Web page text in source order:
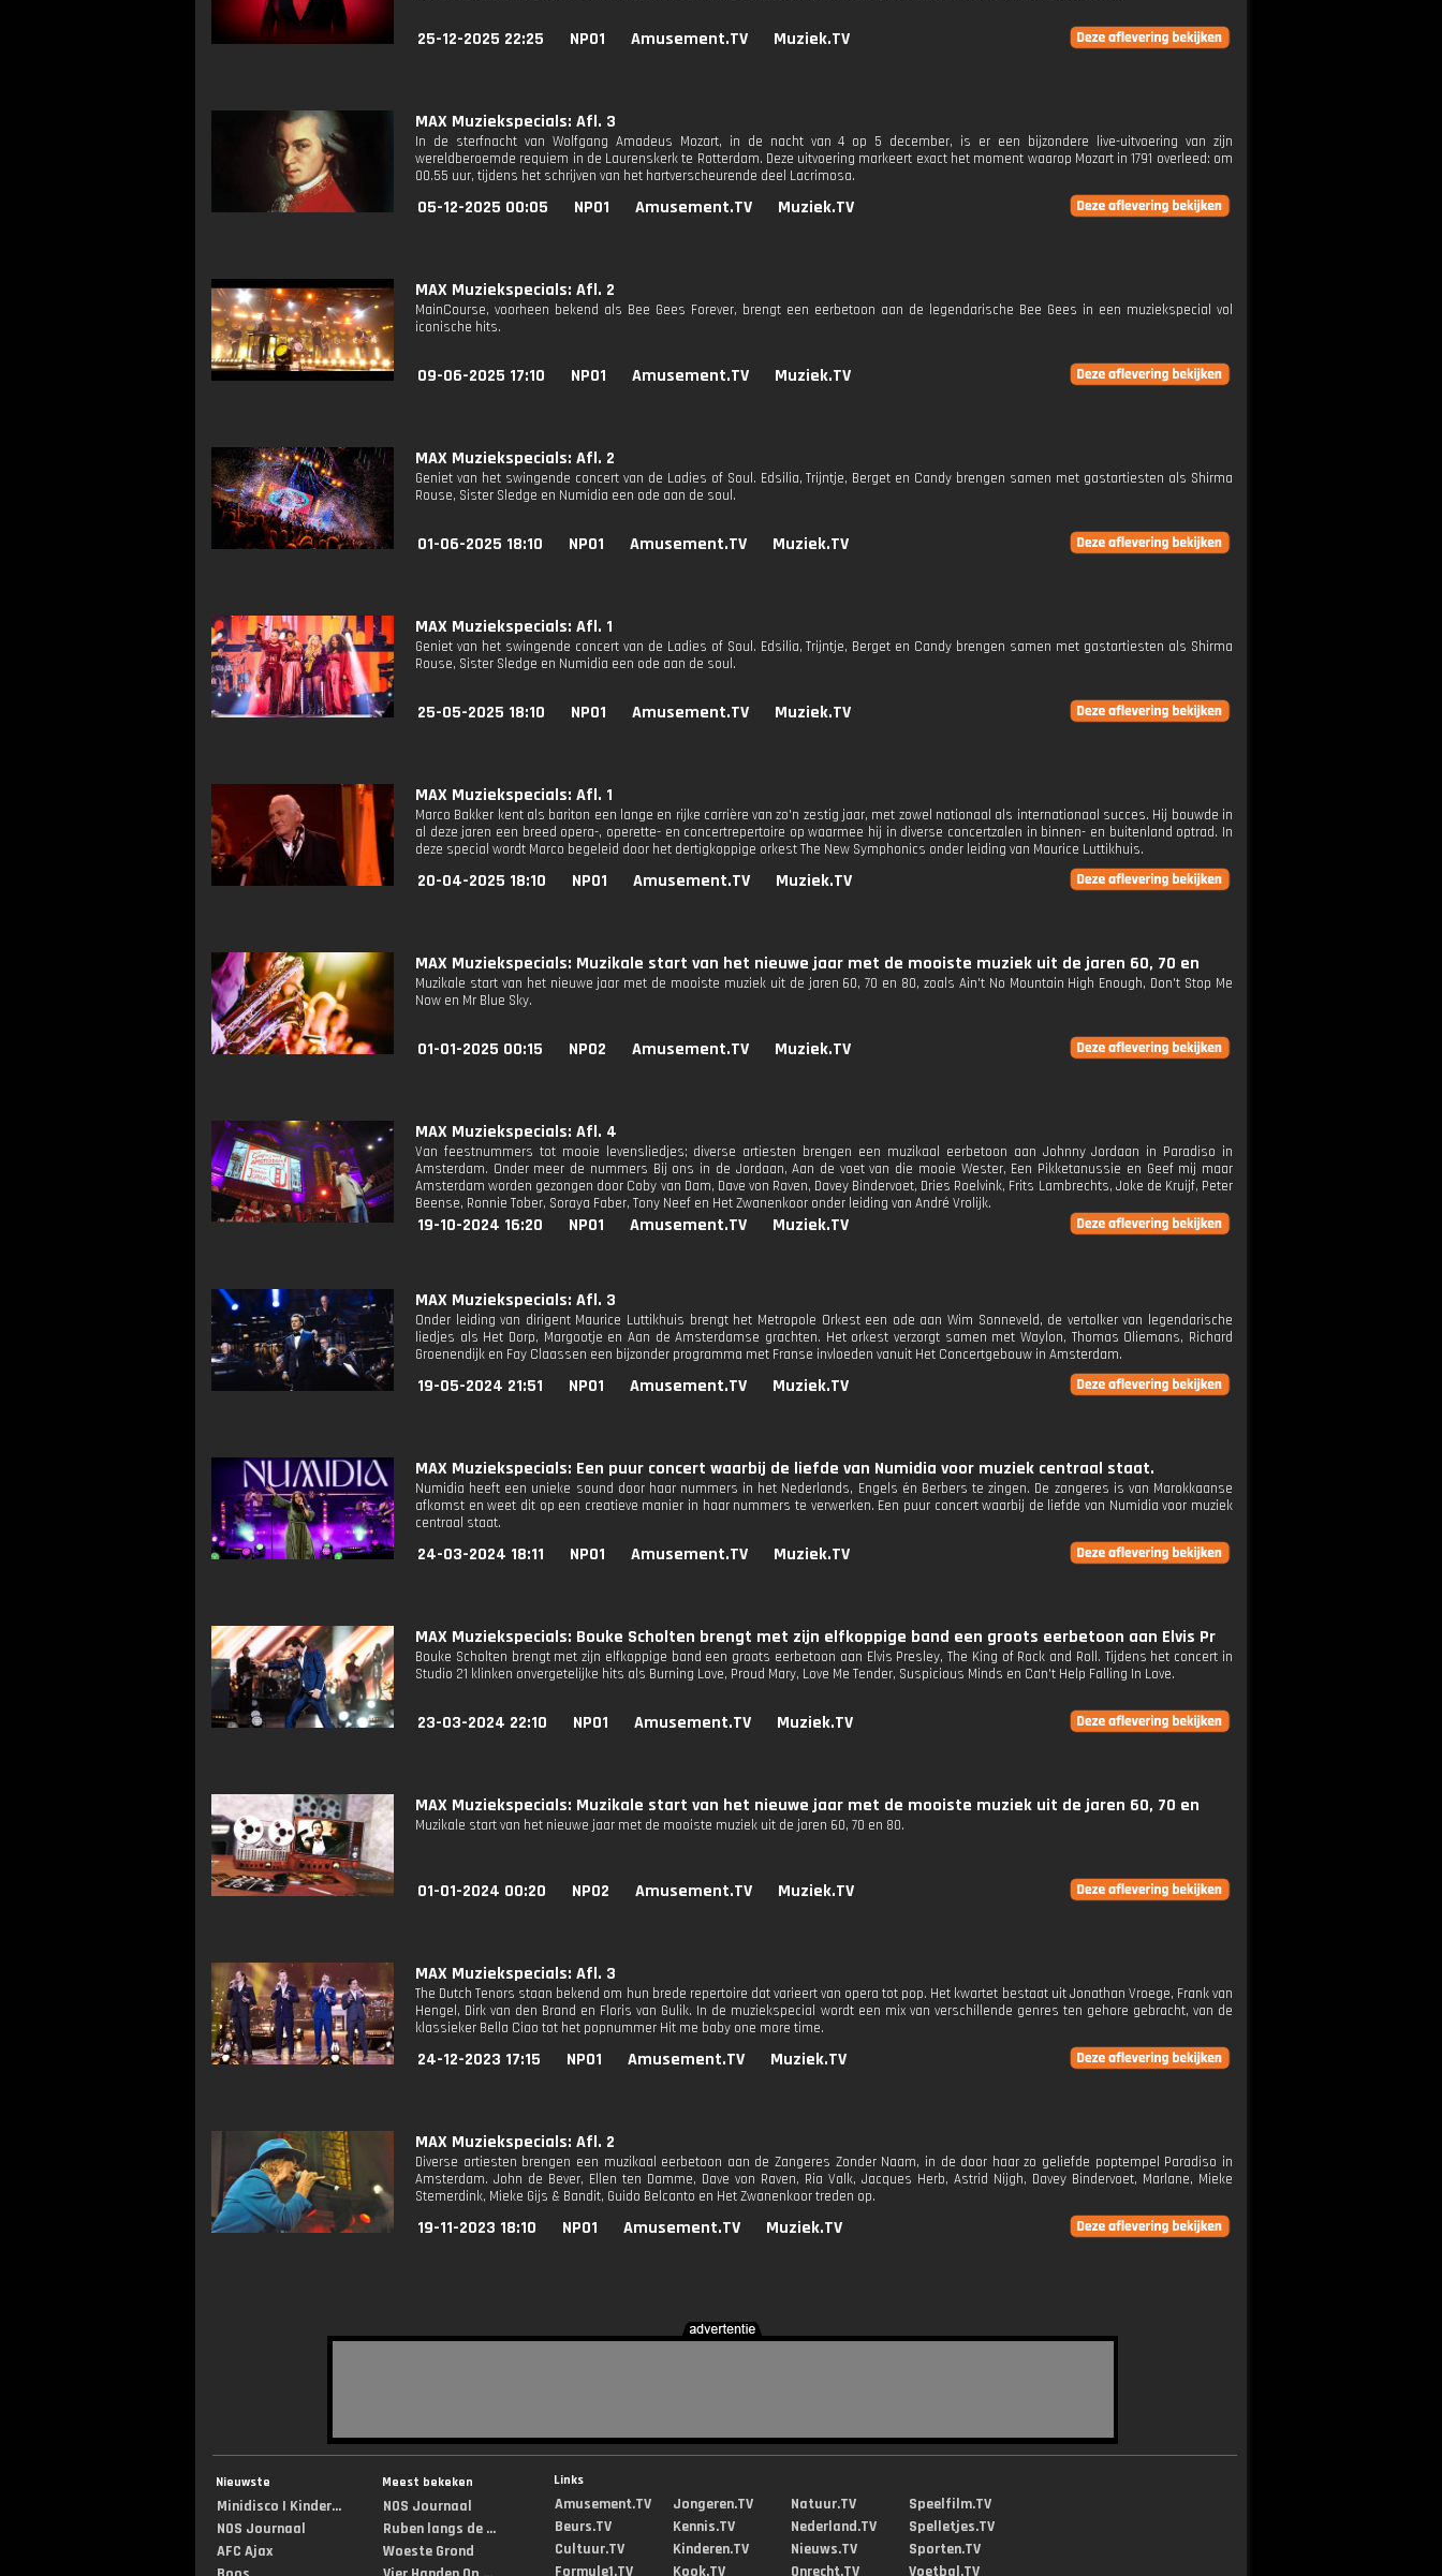
25-12-2025 22:25 NPO1 Amusement.TV Muziek.TV
MAX Muziekspecials: Afl. 3
In de sterfnacht van Wolfgang Amadeus Mozart, in de nacht van 4 op 5 december, is er een bijzondere live-uitvoering van zijn
wereldberoemde requiem in de Laurenskerk te Rotterdam. Deze uitvoering markeert exact het moment waarop Mozart in 1791 overleed: om
00.55 uur, tijdens het schrijven van het hartverscheurende deel Lacrimosa.
05-12-2025 00:05 NPO1 Amusement.TV Muziek.TV
MAX Muziekspecials: Afl. 2
MainCourse, voorheen bekend als Bee Gees Forever, brengt een eerbetoon aan de legendarische Bee Gees in een muziekspecial vol
iconische hits.
09-06-2025 17:10 NPO1 Amusement.TV Muziek.TV
MAX Muziekspecials: Afl. 2
Geniet van het swingende concert van de Ladies of Soul. Edsilia, Trijntje, Berget en Candy brengen samen met gastartiesten als Shirma
Rouse, Sister Sledge en Numidia een ode aan de soul.
01-06-2025 18:10 NPO1 Amusement.TV Muziek.TV
MAX Muziekspecials: Afl. 1
Geniet van het swingende concert van de Ladies of Soul. Edsilia, Trijntje, Berget en Candy brengen samen met gastartiesten als Shirma
Rouse, Sister Sledge en Numidia een ode aan de soul.
25-05-2025 18:10 NPO1 Amusement.TV Muziek.TV
MAX Muziekspecials: Afl. 1
Marco Bakker kent als bariton een lange en rijke carrière van zo'n zestig jaar, met zowel nationaal als internationaal succes. Hij bouwde in
al deze jaren een breed opera-, operette- en concertrepertoire op waarmee hij in diverse concertzalen in binnen- en buitenland optrad. In
deze special wordt Marco begeleid door het dertigkoppige orkest The New Symphonics onder leiding van Maurice Luttikhuis.
20-04-2025 18:10 NPO1 Amusement.TV Muziek.TV
MAX Muziekspecials: Muzikale start van het nieuwe jaar met de mooiste muziek uit de jaren 60, 70 en
Muzikale start van het nieuwe jaar met de mooiste muziek uit de jaren 60, 70 en 80, zoals Ain't No Mountain High Enough, Don't Stop Me
Now en Mr Blue Sky.
01-01-2025 00:15 NPO2 Amusement.TV Muziek.TV
MAX Muziekspecials: Afl. 4
Van feestnummers tot mooie levensliedjes; diverse artiesten brengen een muzikaal eerbetoon aan Johnny Jordaan in Paradiso in
Amsterdam. Onder meer de nummers Bij ons in de Jordaan, Aan de voet van die mooie Wester, Een Pikketanussie en Geef mij maar
Amsterdam worden gezongen door Coby van Dam, Dave von Raven, Davey Bindervoet, Dries Roelvink, Frits Lambrechts, Joke de Kruijf, Peter
Beense, Ronnie Tober, Soraya Faber, Tony Neef en Het Zwanenkoor onder leiding van André Vrolijk.
19-10-2024 16:20 NPO1 Amusement.TV Muziek.TV
MAX Muziekspecials: Afl. 3
Onder leiding van dirigent Maurice Luttikhuis brengt het Metropole Orkest een ode aan Wim Sonneveld, de vertolker van legendarische
liedjes als Het Dorp, Margootje en Aan de Amsterdamse grachten. Het orkest verzorgt samen met Waylon, Thomas Oliemans, Richard
Groenendijk en Fay Claassen een bijzonder programma met Franse invloeden vanuit Het Concertgebouw in Amsterdam.
19-05-2024 21:51 NPO1 Amusement.TV Muziek.TV
MAX Muziekspecials: Een puur concert waarbij de liefde van Numidia voor muziek centraal staat.
Numidia heeft een unieke sound door haar nummers in het Nederlands, Engels én Berbers te zingen. De zangeres is van Marokkaanse
afkomst en weet dit op een creatieve manier in haar nummers te verwerken. Een puur concert waarbij de liefde van Numidia voor muziek
centraal staat.
24-03-2024 18:11 NPO1 Amusement.TV Muziek.TV
MAX Muziekspecials: Bouke Scholten brengt met zijn elfkoppige band een groots eerbetoon aan Elvis Pr
Bouke Scholten brengt met zijn elfkoppige band een groots eerbetoon aan Elvis Presley, The King of Rock and Roll. Tijdens het concert in
Studio 21 klinken onvergetelijke hits als Burning Love, Proud Mary, Love Me Tender, Suspicious Minds en Can't Help Falling In Love.
23-03-2024 22:10 NPO1 Amusement.TV Muziek.TV
MAX Muziekspecials: Muzikale start van het nieuwe jaar met de mooiste muziek uit de jaren 60, 70 en
Muzikale start van het nieuwe jaar met de mooiste muziek uit de jaren 60, 70 en 80.
01-01-2024 00:20 NPO2 Amusement.TV Muziek.TV
MAX Muziekspecials: Afl. 3
The Dutch Tenors staan bekend om hun brede repertoire dat varieert van opera tot pop. Het kwartet bestaat uit Jonathan Vroege, Frank van
Hengel, Dirk van den Brand en Floris van Gulik. In de muziekspecial wordt een mix van verschillende genres ten gehore gebracht, van de
klassieker Bella Ciao tot het popnummer Hit me baby one more time.
24-12-2023 17:15 NPO1 Amusement.TV Muziek.TV
MAX Muziekspecials: Afl. 2
Diverse artiesten brengen een muzikaal eerbetoon aan de Zangeres Zonder Naam, in de door haar zo geliefde poptempel Paradiso in
Amsterdam. John de Bever, Ellen ten Damme, Dave von Raven, Ria Valk, Jacques Herb, Astrid Nijgh, Davey Bindervoet, Marlane, Mieke
Stemerdink, Mieke Gijs & Bandit, Guido Belcanto en Het Zwanenkoor treden op.
19-11-2023 18:10 NPO1 Amusement.TV Muziek.TV
Nieuwste
Minidisco | Kinder...
NOS Journaal
AFC Ajax
Meest bekeken
NOS Journaal
Ruben langs de ...
Woeste Grond
Links
Amusement.TV
Beurs.TV
Cultuur.TV
Formule1.TV
Jongeren.TV
Kennis.TV
Kinderen.TV
Kook.TV
Natuur.TV
Nederland.TV
Nieuws.TV
Onrecht.TV
Speelfilm.TV
Spelletjes.TV
Sporten.TV
Voetbal.TV